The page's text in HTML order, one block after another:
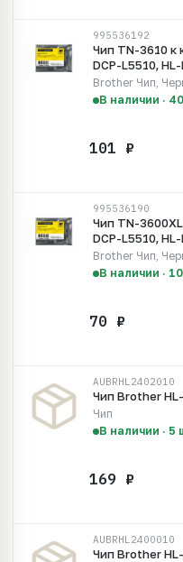
995536192
Чип TN-3610 к
DCP-L5510,
Brother Чип,
В наличии ·
995536190
Чип TN-
DCP-L5510,
Brother Чип,
В наличии ·
AUBRHL2402010
Чип Brother
Чип
В наличии · 5
AUBRHL2400010
Чип Brother